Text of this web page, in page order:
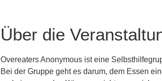
Über die
Overeaters Anonymous ist eine
Bei der Gruppe geht es darum, dem Essen